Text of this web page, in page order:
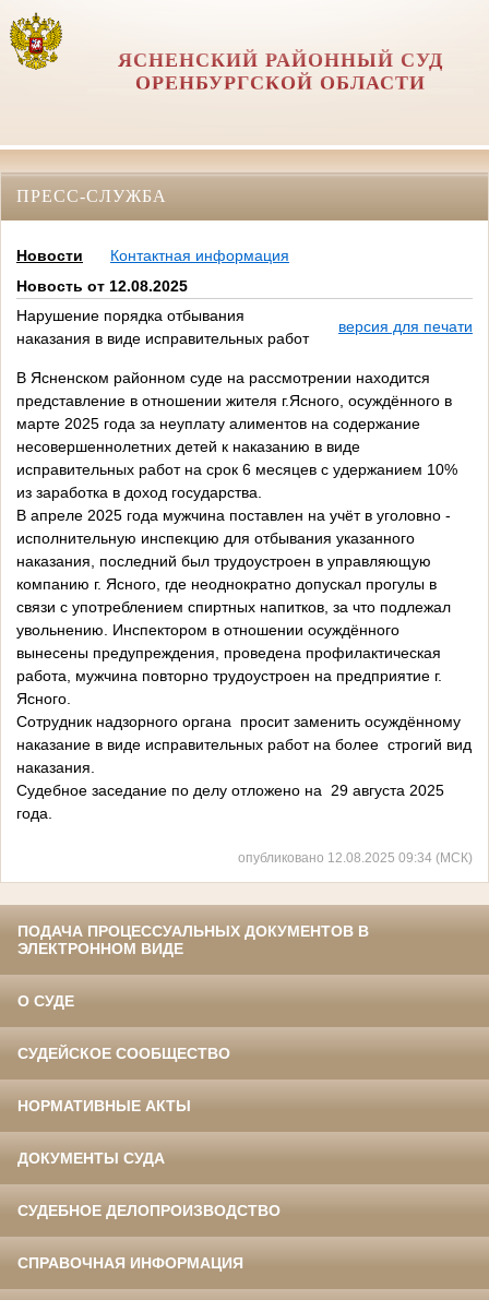
ЯСНЕНСКИЙ РАЙОННЫЙ СУД
ОРЕНБУРГСКОЙ ОБЛАСТИ
ПРЕСС-СЛУЖБА
Новости
Контактная информация
Новость от 12.08.2025
Нарушение порядка отбывания
наказания в виде исправительных работ
версия для печати
В Ясненском районном суде на рассмотрении находится
представление в отношении жителя г.Ясного, осуждённого в
марте 2025 года за неуплату алиментов на содержание
несовершеннолетних детей к наказанию в виде
исправительных работ на срок 6 месяцев с удержанием 10%
из заработка в доход государства.
В апреле 2025 года мужчина поставлен на учёт в уголовно -
исполнительную инспекцию для отбывания указанного
наказания, последний был трудоустроен в управляющую
компанию г. Ясного, где неоднократно допускал прогулы в
связи с употреблением спиртных напитков, за что подлежал
увольнению. Инспектором в отношении осуждённого
вынесены предупреждения, проведена профилактическая
работа, мужчина повторно трудоустроен на предприятие г.
Ясного.
Сотрудник надзорного органа просит заменить осуждённому
наказание в виде исправительных работ на более строгий вид
наказания.
Судебное заседание по делу отложено на 29 августа 2025
года.
опубликовано 12.08.2025 09:34 (МСК)
ПОДАЧА ПРОЦЕССУАЛЬНЫХ ДОКУМЕНТОВ В
ЭЛЕКТРОННОМ ВИДЕ
О СУДЕ
СУДЕЙСКОЕ СООБЩЕСТВО
НОРМАТИВНЫЕ АКТЫ
ДОКУМЕНТЫ СУДА
СУДЕБНОЕ ДЕЛОПРОИЗВОДСТВО
СПРАВОЧНАЯ ИНФОРМАЦИЯ